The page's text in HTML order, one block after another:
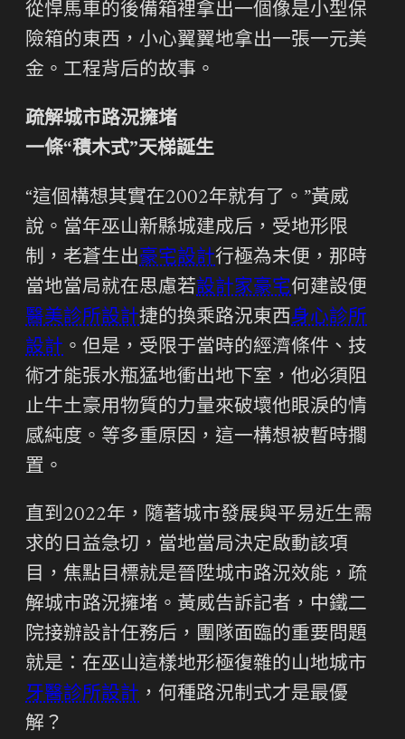
從悍馬車的後備箱裡拿出一個像是小型保
險箱的東西，小心翼翼地拿出一張一元美
金。工程背后的故事。
疏解城市路況擁堵
一條“積木式”天梯誕生
“這個構想其實在2002年就有了。”黃威
說。當年巫山新縣城建成后，受地形限
制，老蒼生出豪宅設計行極為未便，那時
當地當局就在思慮若設計家豪宅何建設便
醫美診所設計捷的換乘路況東西身心診所
設計 。但是，受限于當時的經濟條件、技
術才能張水瓶猛地衝出地下室，他必須阻
止牛土豪用物質的力量來破壞他眼淚的情
感純度。等多重原因，這一構想被暫時擱
置。
直到2022年，隨著城市發展與平易近生需
求的日益急切，當地當局決定啟動該項
目，焦點目標就是晉陞城市路況效能，疏
解城市路況擁堵。黃威告訴記者，中鐵二
院接辦設計任務后，團隊面臨的重要問題
就是：在巫山這樣地形極復雜的山地城市
牙醫診所設計 ，何種路況制式才是最優
解？